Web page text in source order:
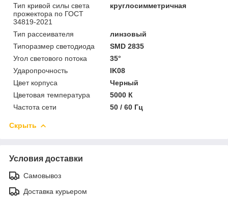
Тип кривой силы света
прожектора по ГОСТ
34819-2021
круглосимметричная
Тип рассеивателя
линзовый
Типоразмер светодиода
SMD 2835
Угол светового потока
35°
Ударопрочность
IK08
Цвет корпуса
Черный
Цветовая температура
5000 К
Частота сети
50 / 60 Гц
Скрыть
Условия доставки
Самовывоз
Доставка курьером